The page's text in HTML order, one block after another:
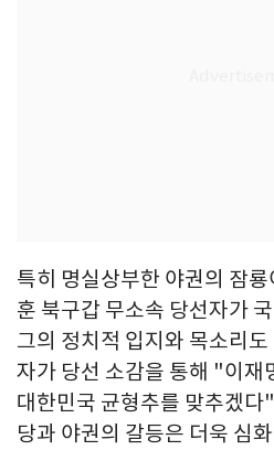
특히 명실상부한 야권의 잠
훈 북구갑 무소속 당선자가
그의 정치적 입지와 목소리
자가 당선 소감을 통해 "이재
대한민국 균형추를 맞추겠다
당과 야권의 갈등은 더욱 심